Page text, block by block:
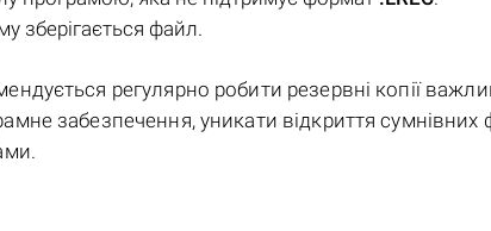
зберігається файл.
регулярно робити резервні копії
забезпечення, уникати відкриття сумнівних